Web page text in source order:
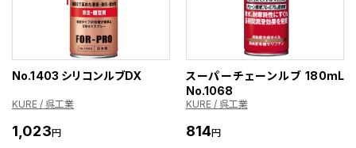
No.1403 シリコンルブDX
KURE / 呉工業
1,023円
スーパーチェーンルブ 180mL
No.1068
KURE / 呉工業
814円